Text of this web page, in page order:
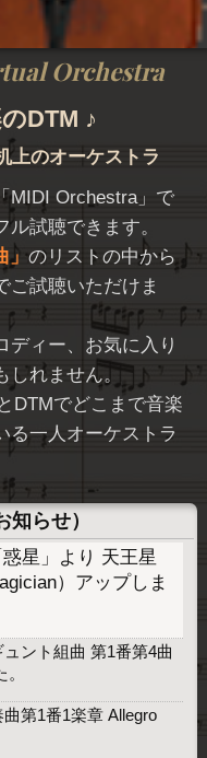
Orchestra
DTM ♪
上のオーケストラ
MIDI Orchestra」で
試聴できます。
のリストの中から
ご試聴いただけま
ディー、お気に入り
しれません。
DTMでどこまで音楽
る一人オーケストラ
らせ）
星」より 天王星
）アップしま
ント組曲 第1番第4曲
第1番1楽章 Allegro